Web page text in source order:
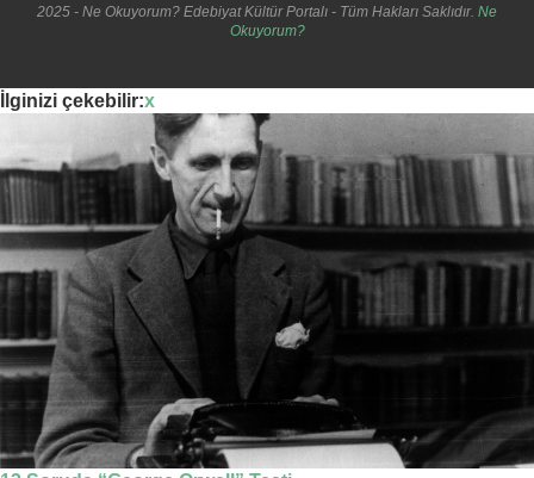
2025 - Ne Okuyorum? Edebiyat Kültür Portalı - Tüm Hakları Saklıdır. Ne
Okuyorum?
İlginizi çekebilir:x